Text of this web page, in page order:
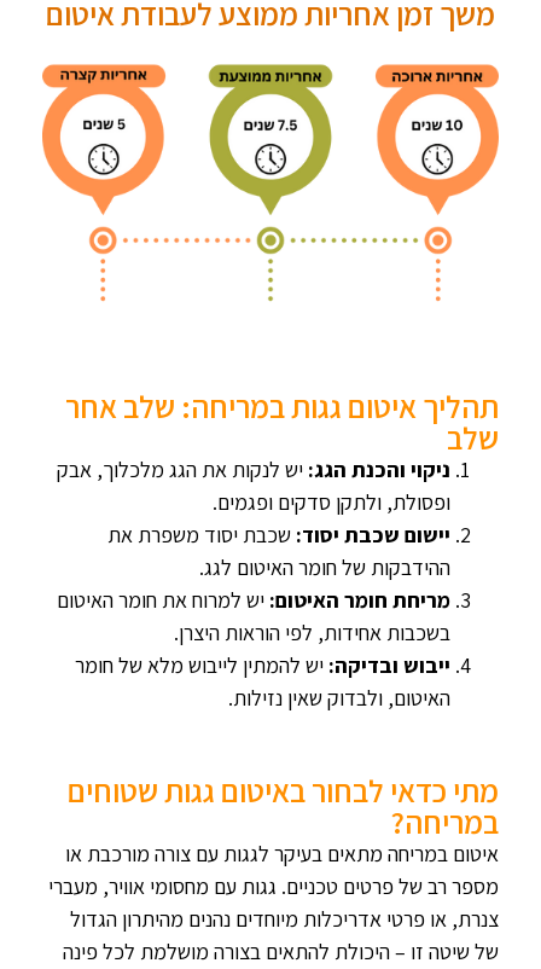
משך זמן אחריות ממוצע לעבודת איטום
תהליך איטום גגות במריחה: שלב אחר
שלב
ניקוי והכנת הגג: יש לנקות את הגג מלכלוך, אבק
ופסולת, ולתקן סדקים ופגמים.
יישום שכבת יסוד: שכבת יסוד משפרת את
ההידבקות של חומר האיטום לגג.
מריחת חומר האיטום: יש למרוח את חומר האיטום
בשכבות אחידות, לפי הוראות היצרן.
ייבוש ובדיקה: יש להמתין לייבוש מלא של חומר
האיטום, ולבדוק שאין נזילות.
מתי כדאי לבחור באיטום גגות שטוחים
במריחה?
איטום במריחה מתאים בעיקר לגגות עם צורה מורכבת או
מספר רב של פרטים טכניים. גגות עם מחסומי אוויר, מעברי
צנרת, או פרטי אדריכלות מיוחדים נהנים מהיתרון הגדול
של שיטה זו – היכולת להתאים בצורה מושלמת לכל פינה